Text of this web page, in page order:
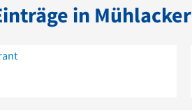
in Mühlacker